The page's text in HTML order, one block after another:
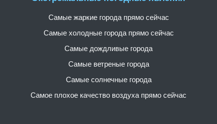
Самые жаркие города прямо сейчас
Самые холодные города прямо сейчас
Самые дождливые города
Самые ветреные города
Самые солнечные города
Самое плохое качество воздуха прямо сейчас